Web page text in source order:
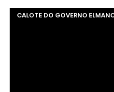
CALOTE DO GOVERNO